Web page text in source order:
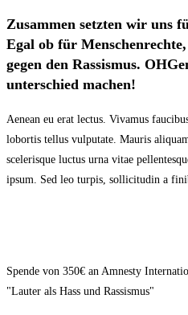
Zusammen setzten wir uns
Egal ob für
gegen den Rassismus.
unterschied machen!
Aenean eu erat lectus. Vivamus
lobortis tellus vulputate. Mauris
scelerisque luctus urna vitae
ipsum. Sed leo turpis, sollicitudin a
Spende von 350€ an Amnesty
"Lauter als Hass und Rassismus"